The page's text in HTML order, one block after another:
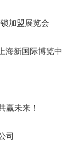
加盟展览会
新国际博览中
未来！
司